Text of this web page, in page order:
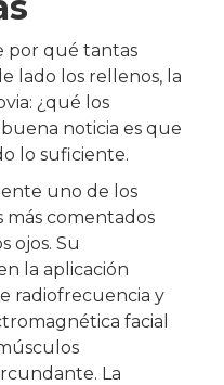
por qué tantas
lado los rellenos, la
¿qué los
noticia es que
lo suficiente.
uno de los
más comentados
ojos. Su
la aplicación
radiofrecuencia y
facial
La